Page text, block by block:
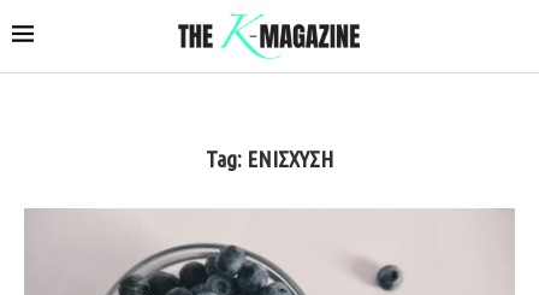
Tag: ΕΝΙΣΧΥΣΗ